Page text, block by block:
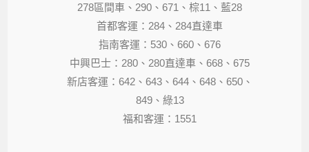
278區間車、290、671、棕11、藍28
首都客運：284、284直達車
指南客運：530、660、676
中興巴士：280、280直達車、668、675
新店客運：642、643、644、648、650、
849、綠13
福和客運：1551